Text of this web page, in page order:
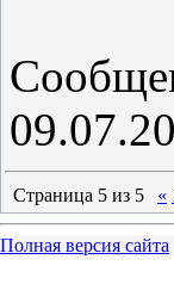
Страница 5 из 5 «
Полная версия сайта